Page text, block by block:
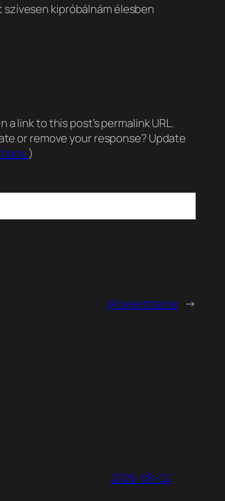
kipróbálnám élesben
link to this post’s permalink URL.
or remove your response? Update
)
@tweetmeme →
2026-08-02